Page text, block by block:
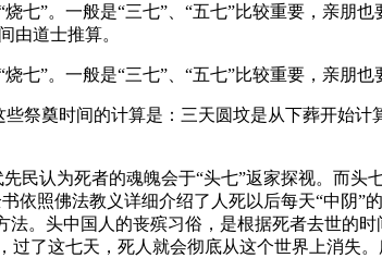
”。一般是“三七”、“五七”比较重要，亲朋
由道士推算。
”。一般是“三七”、“五七”比较重要，亲朋也
祭奠时间的计算是：三天圆坟是从下葬开始
民认为死者的魂魄会于“头七”返家探视。而
照佛法教义详细介绍了人死以后每天“中阴”
。头中国人的丧殡习俗，是根据死者去世的
了这七天，死人就会彻底从这个世界上消失